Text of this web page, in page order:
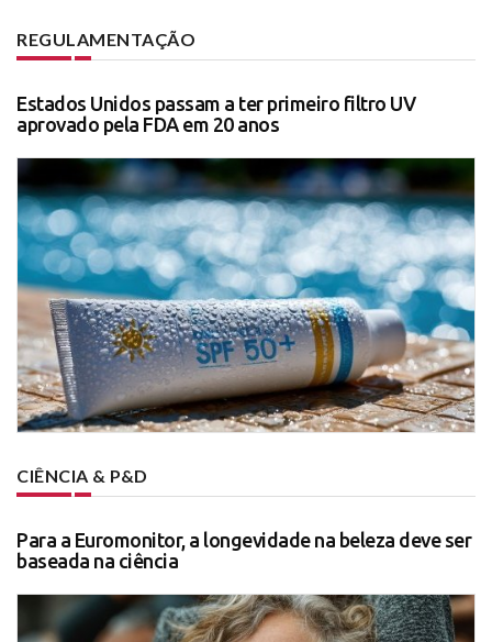
REGULAMENTAÇÃO
Estados Unidos passam a ter primeiro filtro UV
aprovado pela FDA em 20 anos
CIÊNCIA & P&D
Para a Euromonitor, a longevidade na beleza deve ser
baseada na ciência